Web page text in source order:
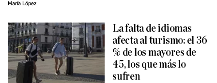
María López
La falta de idiomas
afecta al turismo: el 36
% de los mayores de
45, los que más lo
sufren